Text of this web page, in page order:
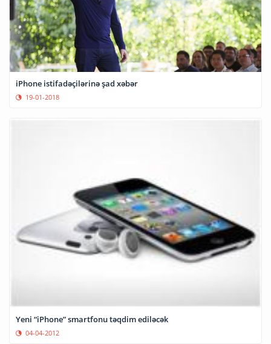
iPhone istifadəçilərinə şad xəbər
19-01-2018
Yeni “iPhone” smartfonu təqdim ediləcək
04-04-2012